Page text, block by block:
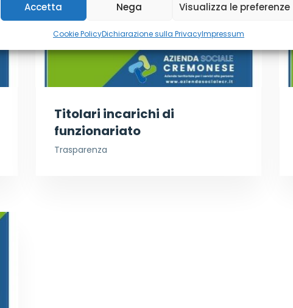
Accetta Nega Visualizza le preferenze
Cookie PolicyDichiarazione sulla PrivacyImpressum
Titolari incarichi di
funzionariato
Trasparenza